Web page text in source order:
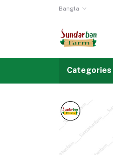
Bangla
Categories